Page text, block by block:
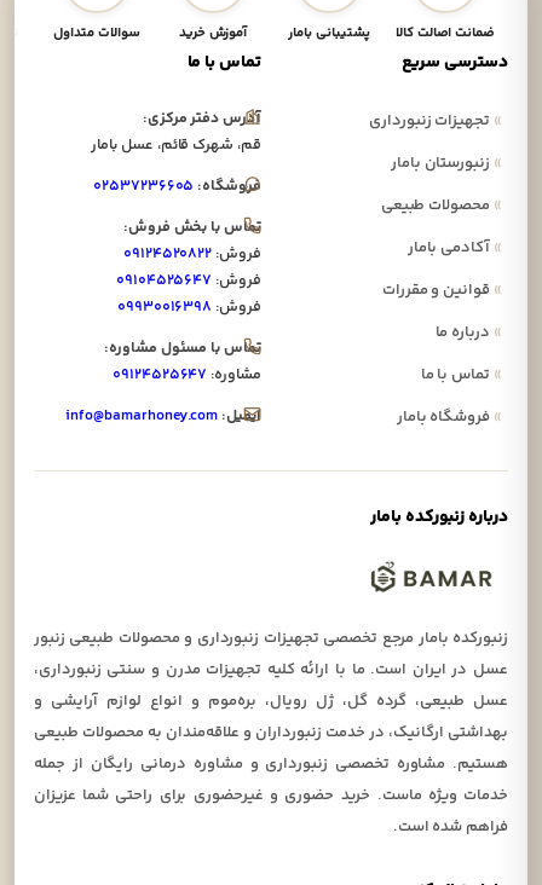
ضمانت اصالت کالا پشتیبانی بامار آموزش خرید سوالات متداول
دسترسی سریع
»تجهیزات زنبورداری
»زنبورستان بامار
»محصولات طبیعی
»آکادمی بامار
»قوانین و مقررات
»درباره ما
»تماس با ما
»فروشگاه بامار
تماس با ما
آدرس دفتر مرکزی:
قم، شهرک قائم، عسل بامار
فروشگاه: ۰۲۵۳۷۲۳۶۶۰۵
تماس با بخش فروش:
فروش: ۰۹۱۲۴۵۲۰۸۲۲
فروش: ۰۹۱۰۴۵۲۵۶۴۷
فروش: ۰۹۹۳۰۰۱۶۳۹۸
تماس با مسئول مشاوره:
مشاوره: ۰۹۱۲۴۵۲۵۶۴۷
ایمیل: info@bamarhoney.com
درباره زنبورکده بامار
زنبورکده بامار مرجع تخصصی تجهیزات زنبورداری و محصولات طبیعی زنبور
عسل در ایران است. ما با ارائه کلیه تجهیزات مدرن و سنتی زنبورداری،
عسل طبیعی، گرده گل، ژل رویال، بره‌موم و انواع لوازم آرایشی و
بهداشتی ارگانیک، در خدمت زنبورداران و علاقه‌مندان به محصولات طبیعی
هستیم. مشاوره تخصصی زنبورداری و مشاوره درمانی رایگان از جمله
خدمات ویژه ماست. خرید حضوری و غیرحضوری برای راحتی شما عزیزان
فراهم شده است.